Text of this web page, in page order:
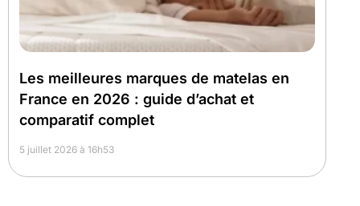
Les meilleures marques de matelas en
France en 2026 : guide d’achat et
comparatif complet
5 juillet 2026 à 16h53